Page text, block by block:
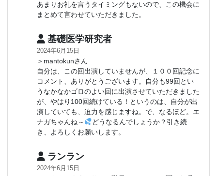
あまりお礼を言うタイミングもないので、この機会に
まとめて言わせていただきました。
基礎医学研究者
2024年6月15日
＞mantokunさん
自分は、この回出演していませんが、１００回記念に
コメント、ありがとうございます。自分も99回とい
うなかなかゴロのよい回に出演させていただきました
が、やはり100回続けている！というのは、自分が出
演していても、迫力を感じますね。で、なるほど。エ
ナガちゃんね～
どうなるんでしょうか？引き続
き、よろしくお願いします。
ランラン
2024年6月15日